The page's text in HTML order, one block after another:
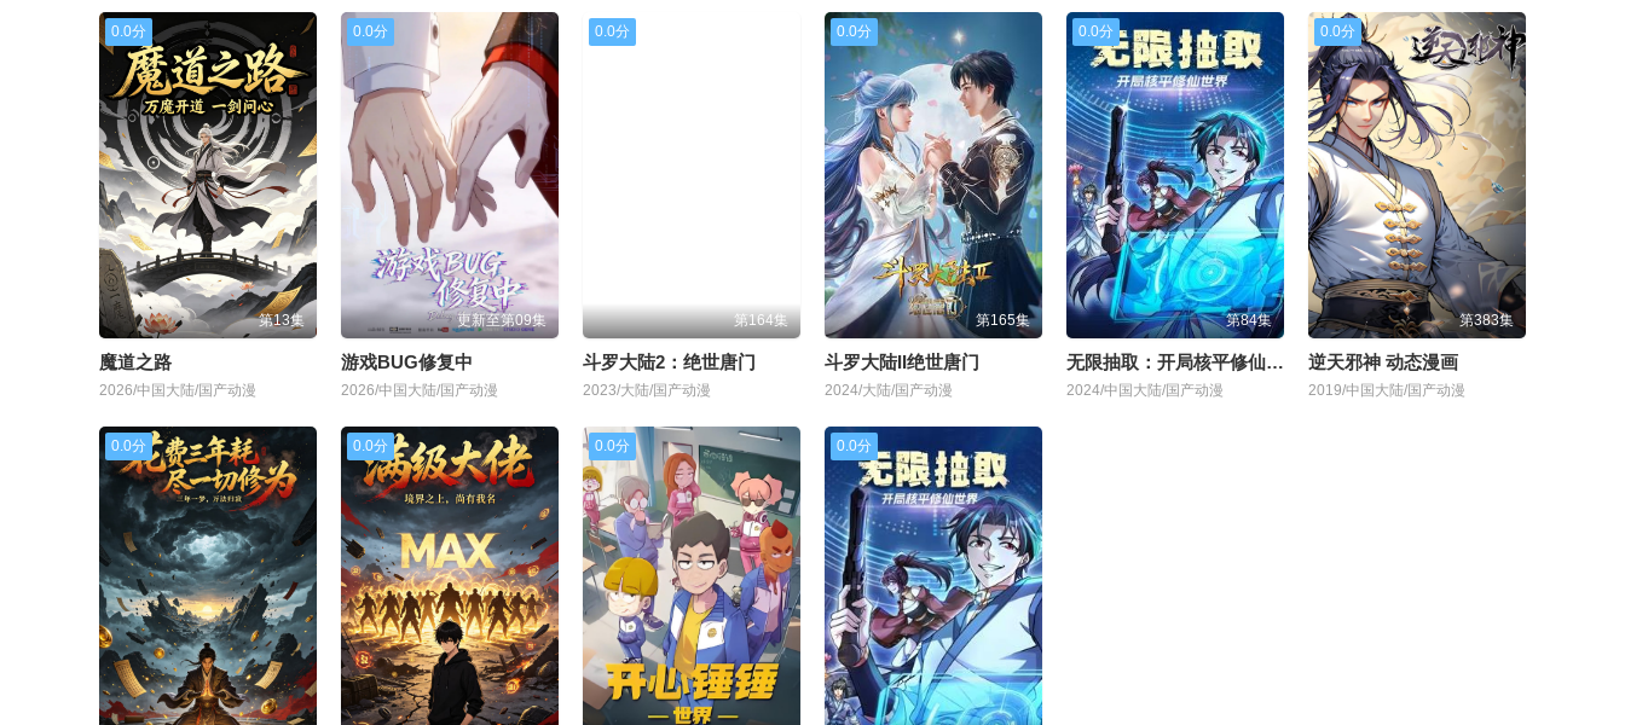
0.0分
第13集
魔道之路
2026/中国大陆/国产动漫
0.0分
更新至第09集
游戏BUG修复中
2026/中国大陆/国产动漫
0.0分
第164集
斗罗大陆2：绝世唐门
2023/大陆/国产动漫
0.0分
第165集
斗罗大陆II绝世唐门
2024/大陆/国产动漫
0.0分
第84集
无限抽取：开局核平修仙世界
2024/中国大陆/国产动漫
0.0分
第383集
逆天邪神 动态漫画
2019/中国大陆/国产动漫
0.0分 0.0分 0.0分 0.0分